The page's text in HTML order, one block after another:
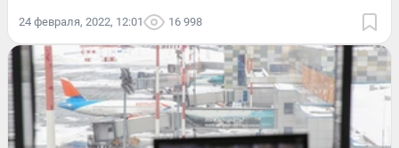
24 февраля, 2022, 12:01 16 998